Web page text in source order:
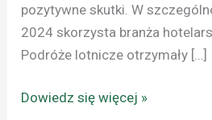
pozytywne skutki. W
2024 skorzysta branża
Podróże lotnicze otrzymały […]
Dowiedz się więcej »